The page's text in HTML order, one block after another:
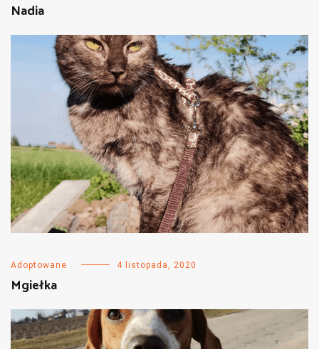
Nadia
Adoptowane 4 listopada, 2020
Mgiełka